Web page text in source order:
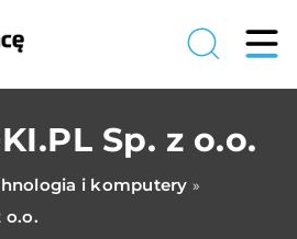
Sp. z o.o.
i komputery »
o.o.